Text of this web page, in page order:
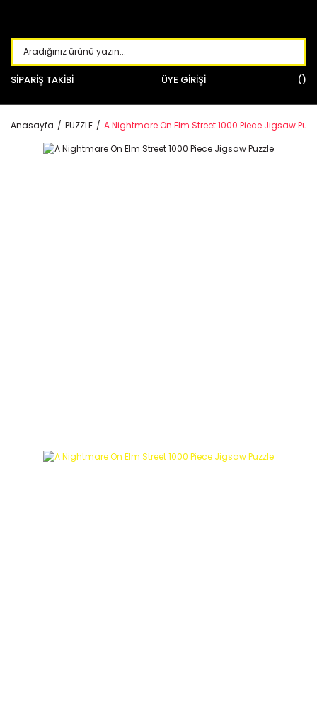
SİPARİŞ TAKİBİ ÜYE GİRİŞİ
Anasayfa PUZZLE A Nightmare On Elm Street 1000 Piece Jigsaw